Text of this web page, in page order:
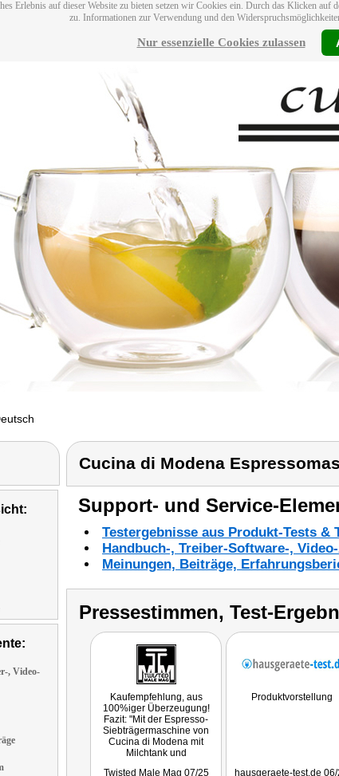
Erlebnis auf dieser Website zu bieten setzen wir Cookies ein. Durch das Klicken
zu. Informationen zur Verwendung und den
Nur essenzielle Cookies zulassen
, Video-
Cucina di Modena
Support- und Service-
Testergebnisse aus Produkt-Tests &
Handbuch-, Treiber-Software-,
Meinungen, Beiträge,
Pressestimmen, Test-
Kaufempfehlung, aus
100%iger Überzeugung!
Fazit: "Mit der Espresso-
Siebträgermaschine von
Cucina di Modena mit
Milchtank und
Twisted Male Mag 07/25
Produktvorstellung
hausgeraete-test.de